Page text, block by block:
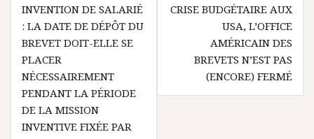
de
l’article
INVENTION DE SALARIÉ
: LA DATE DE DÉPÔT DU
BREVET DOIT-ELLE SE
PLACER
NÉCESSAIREMENT
PENDANT LA PÉRIODE
DE LA MISSION
INVENTIVE FIXÉE PAR
CRISE BUDGÉTAIRE AUX
USA, L’OFFICE
AMÉRICAIN DES
BREVETS N’EST PAS
(ENCORE) FERMÉ